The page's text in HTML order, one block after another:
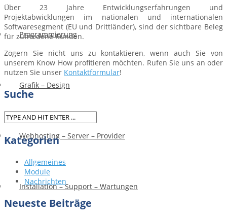
Programmierung
Grafik – Design
Webhosting – Server – Provider
Installation – Support – Wartungen
Über 23 Jahre Entwicklungserfahrungen und
Projektabwicklungen im nationalen und internationalen
Softwaresegment (EU und Drittländer), sind der sichtbare Beleg
für zufriedene Kunden.
Zögern Sie nicht uns zu kontaktieren, wenn auch Sie von
unserem Know How profitieren möchten. Rufen Sie uns an oder
nutzen Sie unser Kontaktformular!
Suche
Kategorien
Allgemeines
Module
Nachrichten
Neueste Beiträge